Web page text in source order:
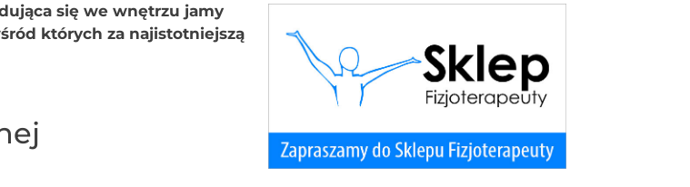
się we wnętrzu jamy
których za najistotniejszą